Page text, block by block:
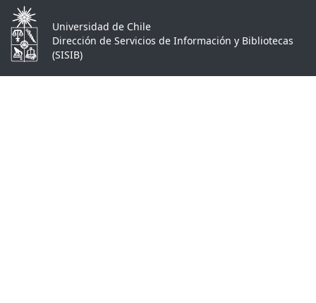
Universidad de Chile
Dirección de Servicios de Información y Bibliotecas
(SISIB)